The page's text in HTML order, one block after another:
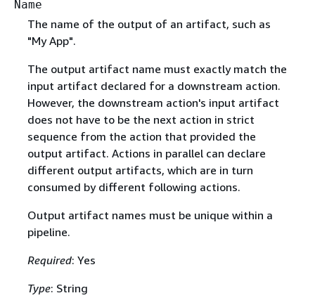
Name
The name of the output of an artifact, such as
"My App".
The output artifact name must exactly match the
input artifact declared for a downstream action.
However, the downstream action's input artifact
does not have to be the next action in strict
sequence from the action that provided the
output artifact. Actions in parallel can declare
different output artifacts, which are in turn
consumed by different following actions.
Output artifact names must be unique within a
pipeline.
Required: Yes
Type: String